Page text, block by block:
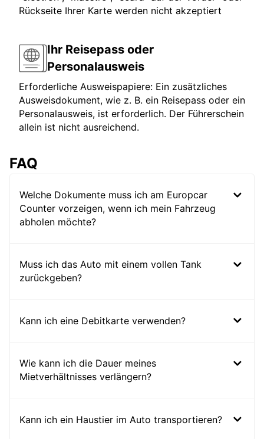
Rückseite Ihrer Karte werden nicht akzeptiert
Ihr Reisepass oder
Personalausweis
Erforderliche Ausweispapiere: Ein zusätzliches
Ausweisdokument, wie z. B. ein Reisepass oder ein
Personalausweis, ist erforderlich. Der Führerschein
allein ist nicht ausreichend.
FAQ
Welche Dokumente muss ich am Europcar
Counter vorzeigen, wenn ich mein Fahrzeug
abholen möchte?
Muss ich das Auto mit einem vollen Tank
zurückgeben?
Kann ich eine Debitkarte verwenden?
Wie kann ich die Dauer meines
Mietverhältnisses verlängern?
Kann ich ein Haustier im Auto transportieren?